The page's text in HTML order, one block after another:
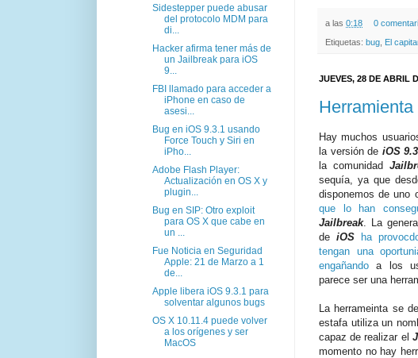
a las 0:18 0
Etiquetas: bug El
JUEVES, 28 DE ABRIL
Hay muchos
la versión de iOS 9.3
la comunidad
sequía, ya que
disponemos de uno
que lo han
Jailbreak. La
deiOS
ha
tengan una
engañando a los
parece ser una
La herrameinta se
estafa utiliza un
capaz de realizar el
momento no hay
Sidestepper puede abusar
del protocolo MDM para
di...
Hacker afirma tener más de
un Jailbreak para iOS
9...
FBI llamado para acceder a
iPhone en caso de
asesi...
Bug en iOS 9.3.1 usando
Force Touch y Siri en
iPho...
Adobe Flash Player:
Actualización en OS X y
plugin...
Bug en SIP: Otro exploit
para OS X que cabe en
un ...
Fue Noticia en Seguridad
Apple: 21 de Marzo a 1
de...
Apple libera iOS 9.3.1 para
solventar algunos bugs
OS X 10.11.4 puede volver
a los orígenes y ser
MacOS